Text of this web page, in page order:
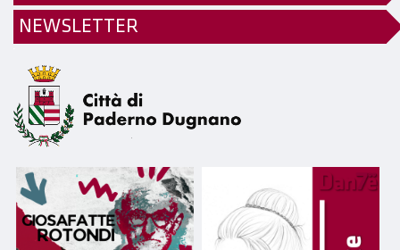
NEWSLETTER